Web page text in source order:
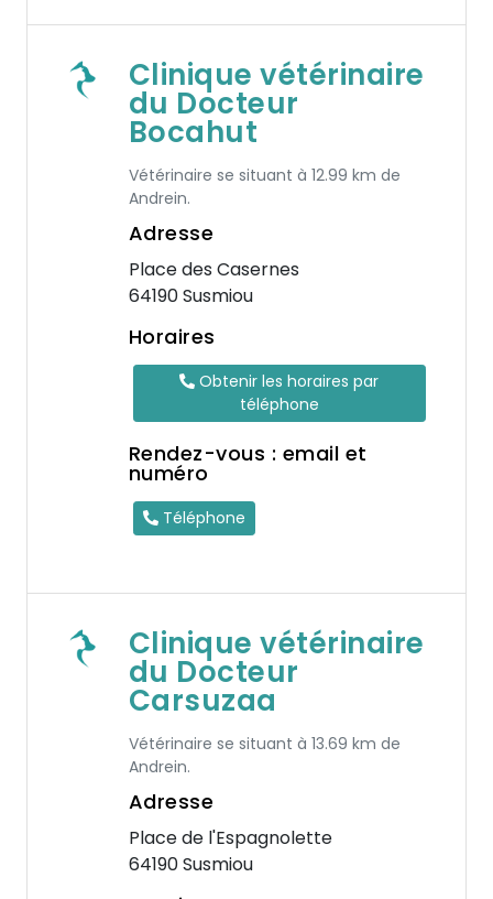
Clinique vétérinaire
du Docteur
Bocahut
Vétérinaire se situant à 12.99 km de
Andrein.
Adresse
Place des Casernes
64190 Susmiou
Horaires
Obtenir les horaires par
téléphone
Rendez-vous : email et
numéro
Téléphone
Clinique vétérinaire
du Docteur
Carsuzaa
Vétérinaire se situant à 13.69 km de
Andrein.
Adresse
Place de l'Espagnolette
64190 Susmiou